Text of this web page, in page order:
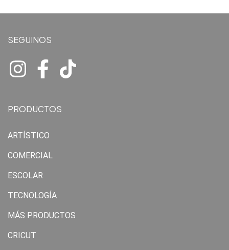
SEGUINOS
PRODUCTOS
ARTÍSTICO
COMERCIAL
ESCOLAR
TECNOLOGÍA
MÁS PRODUCTOS
CRICUT